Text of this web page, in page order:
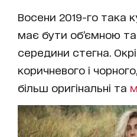
Восени 2019-го така
має бути об’ємною
середини стегна.
коричневого і
більш оригінальні та